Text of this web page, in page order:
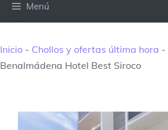
Menú
Inicio - Chollos y ofertas última hora -
Benalmádena Hotel Best Siroco